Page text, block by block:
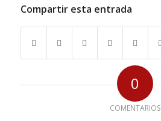
Compartir esta entrada
0
COMENTARIOS